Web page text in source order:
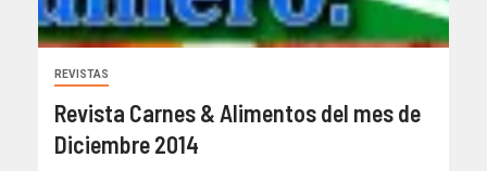
REVISTAS
Revista Carnes & Alimentos del mes de
Diciembre 2014